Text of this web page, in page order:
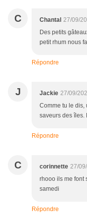
C Chantal 27/09/
Des petits
petit rhum nous
Répondre
J Jackie 27/09/
Comme tu le
saveurs des îles.
Répondre
C corinnette 27/
rhooo ils me font
samedi
Répondre